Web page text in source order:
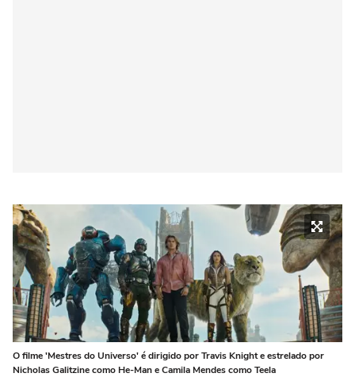
O filme 'Mestres do Universo' é dirigido por Travis Knight e estrelado por
Nicholas Galitzine como He-Man e Camila Mendes como Teela